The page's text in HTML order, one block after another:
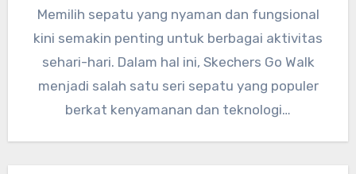
Memilih sepatu yang nyaman dan fungsional
kini semakin penting untuk berbagai aktivitas
sehari-hari. Dalam hal ini, Skechers Go Walk
menjadi salah satu seri sepatu yang populer
berkat kenyamanan dan teknologi…